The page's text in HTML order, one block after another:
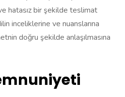
ve hatasız bir şekilde teslimat
inceliklerine ve nuanslarına
doğru şekilde anlaşılmasına